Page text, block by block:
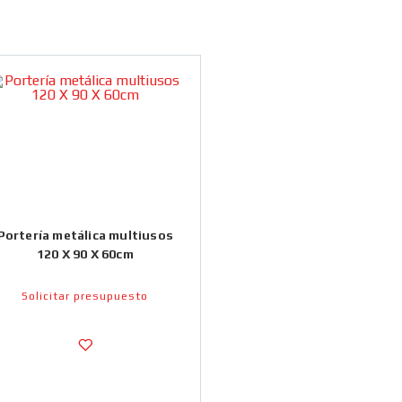
metálica multiusos
120 X 90 X 60cm
Solicitar presupuesto